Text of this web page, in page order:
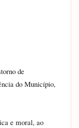
de
do Município,
e moral, ao